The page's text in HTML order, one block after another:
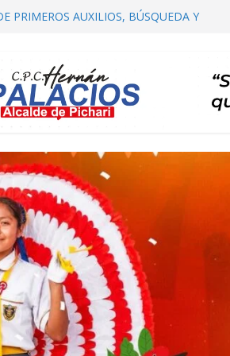
PRIMEROS AUXILIOS, BÚSQUEDA Y
PARTICIPA EN EL PRIMER
COMUNALES
DE PLAN DE DESARROLLO
2026 – 2035 ETAPA DE PROPUESTAS
TE INVITA A SU I FESTIVAL DEL CAFÉ